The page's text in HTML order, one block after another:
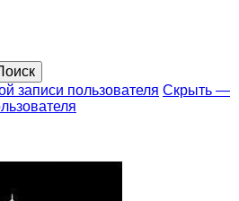
записи пользователя Скрыть —